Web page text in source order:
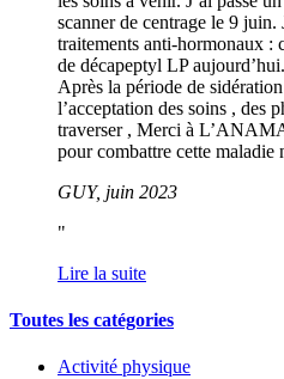
scanner de centrage le 9 juin.
traitements anti-hormonaux :
de décapeptyl LP
Après la période de
l’acceptation des soins , des
traverser , Merci à
pour combattre cette maladie
GUY, juin 2023
Lire la suite
Toutes les catégories
Activité physique